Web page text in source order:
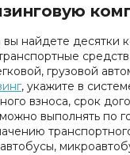
вы найдете десятки
грузовой
, укажите в
взноса, срок
выполнять по